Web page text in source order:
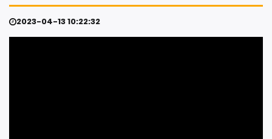
2023-04-13 10:22:32